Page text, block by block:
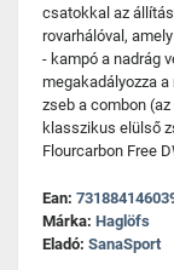
csatokkal az
rovarhálóval,
- kampó a nadrág
megakadályozza
zseb a combon
klasszikus elülső
Flourcarbon Free
Ean:
Márka: Haglöfs
Eladó: SanaSport